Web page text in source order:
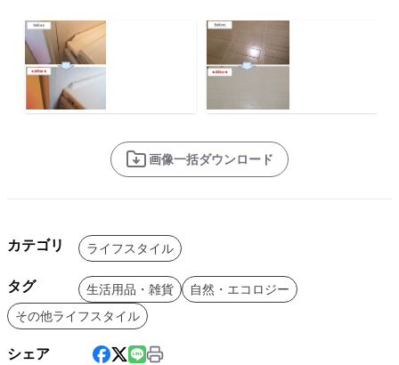
画像一括ダウンロード
カテゴリ ライフスタイル
タグ 生活用品・雑貨
自然・エコロジー
その他ライフスタイル
シェア